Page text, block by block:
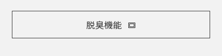
脱臭機能